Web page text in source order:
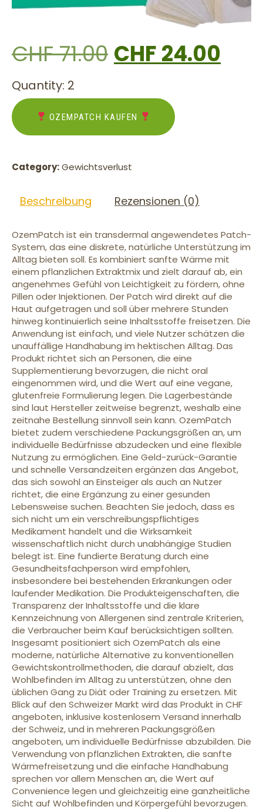
CHF71.00CHF24.00
Quantity: 2
OZEMPATCH KAUFEN
Category:Gewichtsverlust
Beschreibung Rezensionen (0)
OzemPatch ist ein transdermal angewendetes Patch-
System, das eine diskrete, natürliche Unterstützung im
Alltag bieten soll. Es kombiniert sanfte Wärme mit
einem pflanzlichen Extraktmix und zielt darauf ab, ein
angenehmes Gefühl von Leichtigkeit zu fördern, ohne
Pillen oder Injektionen. Der Patch wird direkt auf die
Haut aufgetragen und soll über mehrere Stunden
hinweg kontinuierlich seine Inhaltsstoffe freisetzen. Die
Anwendung ist einfach, und viele Nutzer schätzen die
unauffällige Handhabung im hektischen Alltag. Das
Produkt richtet sich an Personen, die eine
Supplementierung bevorzugen, die nicht oral
eingenommen wird, und die Wert auf eine vegane,
glutenfreie Formulierung legen. Die Lagerbestände
sind laut Hersteller zeitweise begrenzt, weshalb eine
zeitnahe Bestellung sinnvoll sein kann. OzemPatch
bietet zudem verschiedene Packungsgrößen an, um
individuelle Bedürfnisse abzudecken und eine flexible
Nutzung zu ermöglichen. Eine Geld-zurück-Garantie
und schnelle Versandzeiten ergänzen das Angebot,
das sich sowohl an Einsteiger als auch an Nutzer
richtet, die eine Ergänzung zu einer gesunden
Lebensweise suchen. Beachten Sie jedoch, dass es
sich nicht um ein verschreibungspflichtiges
Medikament handelt und die Wirksamkeit
wissenschaftlich nicht durch unabhängige Studien
belegt ist. Eine fundierte Beratung durch eine
Gesundheitsfachperson wird empfohlen,
insbesondere bei bestehenden Erkrankungen oder
laufender Medikation. Die Produkteigenschaften, die
Transparenz der Inhaltsstoffe und die klare
Kennzeichnung von Allergenen sind zentrale Kriterien,
die Verbraucher beim Kauf berücksichtigen sollten.
Insgesamt positioniert sich OzemPatch als eine
moderne, natürliche Alternative zu konventionellen
Gewichtskontrollmethoden, die darauf abzielt, das
Wohlbefinden im Alltag zu unterstützen, ohne den
üblichen Gang zu Diät oder Training zu ersetzen. Mit
Blick auf den Schweizer Markt wird das Produkt in CHF
angeboten, inklusive kostenlosem Versand innerhalb
der Schweiz, und in mehreren Packungsgrößen
angeboten, um individuelle Bedürfnisse abzubilden. Die
Verwendung von pflanzlichen Extrakten, die sanfte
Wärmefreisetzung und die einfache Handhabung
sprechen vor allem Menschen an, die Wert auf
Convenience legen und gleichzeitig eine ganzheitliche
Sicht auf Wohlbefinden und Körpergefühl bevorzugen.